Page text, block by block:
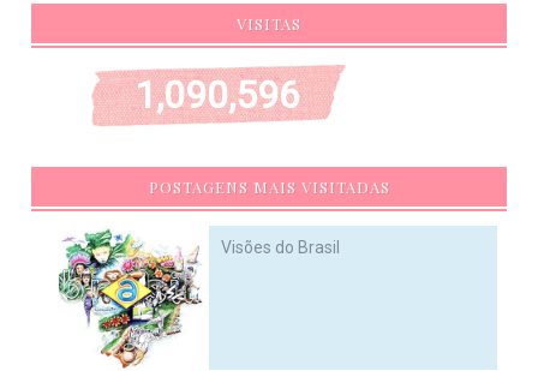
VISITAS
1,090,596
POSTAGENS MAIS VISITADAS
Visões do Brasil